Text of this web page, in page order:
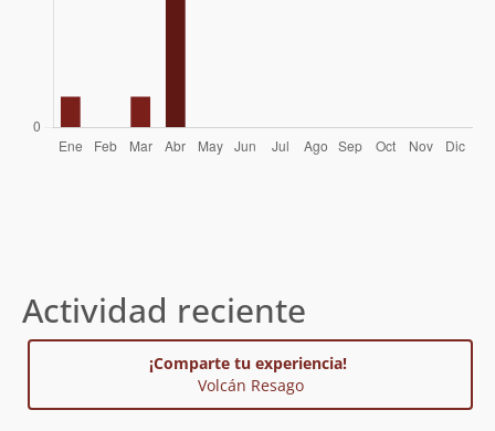
Actividad reciente
¡Comparte tu experiencia!
Volcán Resago